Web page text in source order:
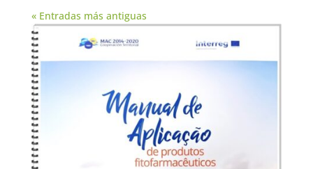
« Entradas más antiguas